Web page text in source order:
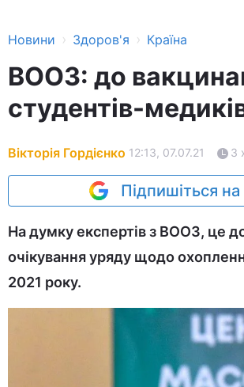
Новини › Здоров'я › Країна
ВООЗ: до
студентів-
Вікторія Гордієнко 12:13, 07.07.21 3
Підпишіться
На думку експертів з ВООЗ, це
очікування уряду щодо
2021 року.